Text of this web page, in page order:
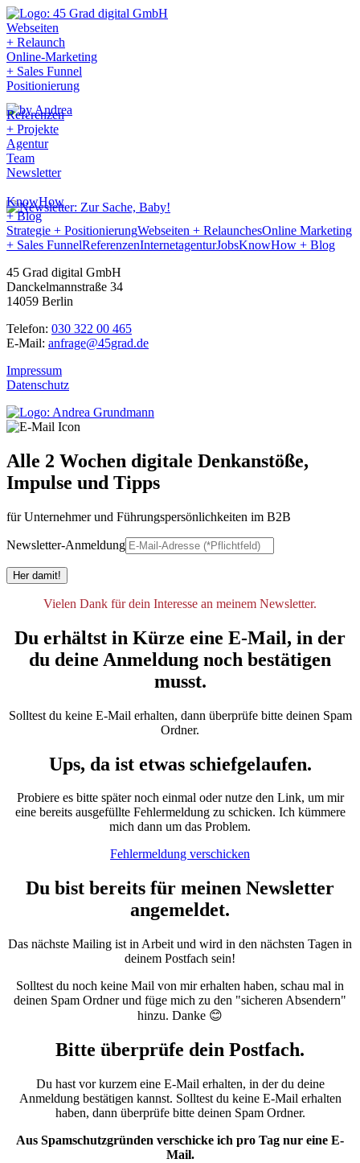
Webseiten
+ Relaunch
Online-Marketing
+ Sales Funnel
Positionierung
Referenzen
+ Projekte
Agentur
Team
Newsletter
KnowHow
+ Blog
Strategie + PositionierungWebseiten + RelaunchesOnline Marketing
+ Sales FunnelReferenzenInternetagenturJobsKnowHow + Blog
45 Grad digital GmbH
Danckelmannstraße 34
14059 Berlin
Telefon: 030 322 00 465
E-Mail: anfrage@45grad.de
Impressum
Datenschutz
Alle 2 Wochen digitale Denkanstöße,
Impulse und Tipps
für Unter­neh­mer und Füh­rungs­per­sön­lich­kei­ten im B2B
Newsletter-Anmeldung
Her damit!
Vielen Dank für dein Interesse an meinem Newsletter.
Du erhältst in Kürze eine E-Mail, in der
du deine Anmeldung noch bestätigen
musst.
Solltest du keine E-Mail erhalten, dann überprüfe bitte deinen Spam
Ordner.
Ups, da ist etwas schiefgelaufen.
Probiere es bitte später noch einmal oder nutze den Link, um mir
eine bereits ausgefüllte Fehlermeldung zu schicken. Ich kümmere
mich dann um das Problem.
Fehlermeldung verschicken
Du bist bereits für meinen Newsletter
angemeldet.
Das nächste Mailing ist in Arbeit und wird in den nächsten Tagen in
deinem Postfach sein!
Solltest du noch keine Mail von mir erhalten haben, schau mal in
deinen Spam Ordner und füge mich zu den "sicheren Absendern"
hinzu. Danke 😊
Bitte überprüfe dein Postfach.
Du hast vor kurzem eine E-Mail erhalten, in der du deine
Anmeldung bestätigen kannst. Solltest du keine E-Mail erhalten
haben, dann überprüfe bitte deinen Spam Ordner.
Aus Spamschutzgründen verschicke ich pro Tag nur eine E-
Mail.